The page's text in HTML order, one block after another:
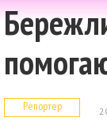
Репортер